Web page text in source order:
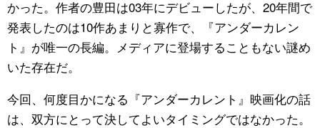
かった。作者の豊田は03年にデビューしたが、20年間で
発表したのは10作あまりと寡作で、『アンダーカレン
ト』が唯一の長編。メディアに登場することもない謎め
いた存在だ。
今回、何度目かになる『アンダーカレント』映画化の話
は、双方にとって決してよいタイミングではなかった。